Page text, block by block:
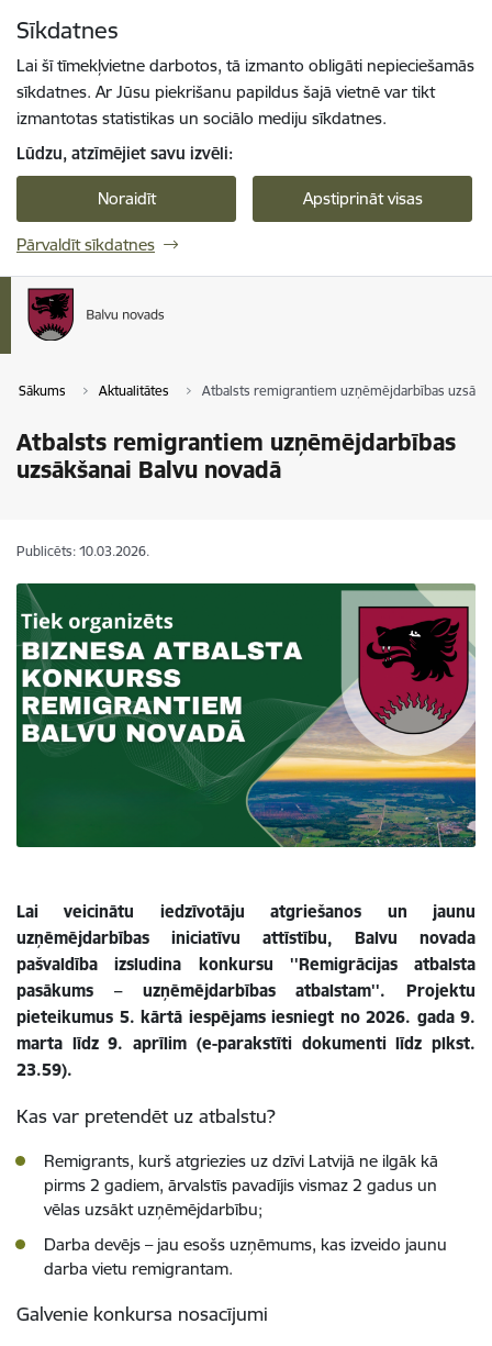
Sīkdatnes
Lai šī tīmekļvietne darbotos, tā izmanto obligāti nepieciešamās
sīkdatnes. Ar Jūsu piekrišanu papildus šajā vietnē var tikt
izmantotas statistikas un sociālo mediju sīkdatnes.
Lūdzu, atzīmējiet savu izvēli:
Noraidīt Apstiprināt visas
Pārvaldīt sīkdatnes
Sākums Aktualitātes Atbalsts remigrantiem uzņēmējdarbības
Atbalsts remigrantiem uzņēmējdarbības
uzsākšanai Balvu novadā
Publicēts: 10.03.2026.
Lai veicinātu iedzīvotāju atgriešanos un jaunu
uzņēmējdarbības iniciatīvu attīstību, Balvu novada
pašvaldība izsludina konkursu ''Remigrācijas atbalsta
pasākums – uzņēmējdarbības atbalstam''. Projektu
pieteikumus 5. kārtā iespējams iesniegt no 2026. gada 9.
marta līdz 9. aprīlim (e-parakstīti dokumenti līdz plkst.
23.59).
Kas var pretendēt uz atbalstu?
Remigrants, kurš atgriezies uz dzīvi Latvijā ne ilgāk kā
pirms 2 gadiem, ārvalstīs pavadījis vismaz 2 gadus un
vēlas uzsākt uzņēmējdarbību;
Darba devējs – jau esošs uzņēmums, kas izveido jaunu
darba vietu remigrantam.
Galvenie konkursa nosacījumi